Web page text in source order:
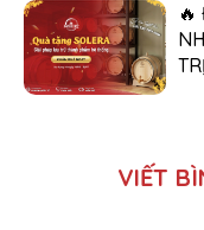
🔥
VIẾT